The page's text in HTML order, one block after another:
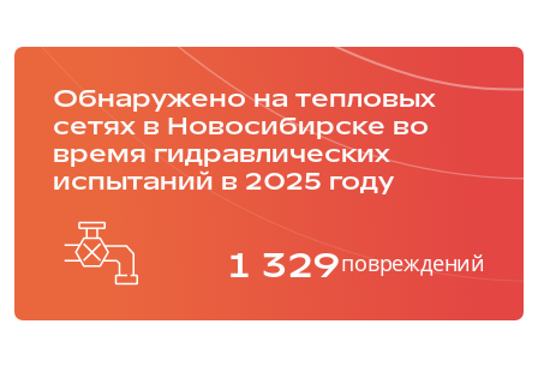
Обнаружено на тепловых
сетях в Новосибирске во
время гидравлических
испытаний в 2025 году
1 329повреждений